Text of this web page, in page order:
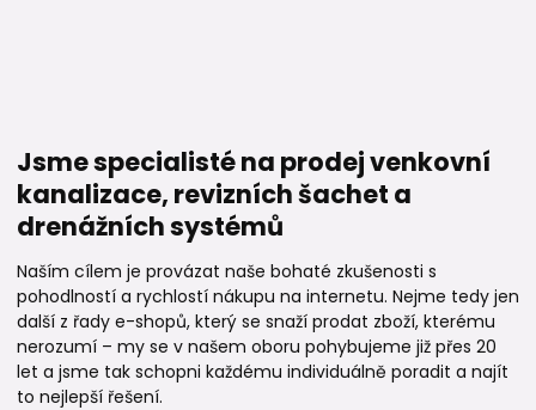
Jsme specialisté na prodej venkovní
kanalizace, revizních šachet a
drenážních systémů
Naším cílem je provázat naše bohaté zkušenosti s
pohodlností a rychlostí nákupu na internetu. Nejme tedy jen
další z řady e-shopů, který se snaží prodat zboží, kterému
nerozumí – my se v našem oboru pohybujeme již přes 20
let a jsme tak schopni každému individuálně poradit a najít
to nejlepší řešení.